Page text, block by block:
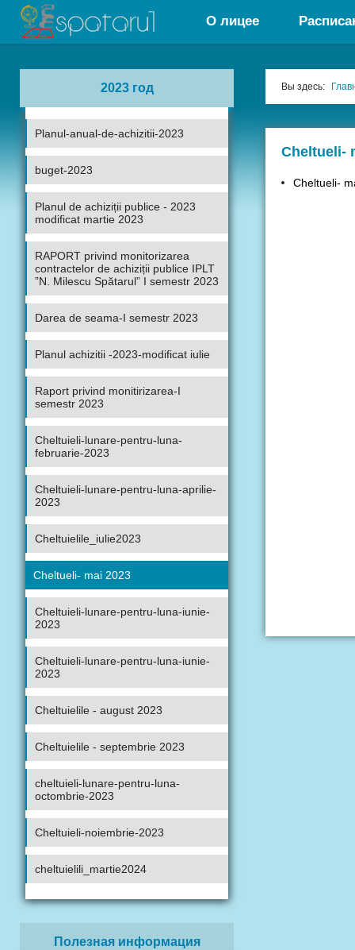
О лицее
2023 год
Planul-anual-de-achizitii-2023
buget-2023
Planul de achiziții publice - 2023
modificat martie 2023
RAPORT privind monitorizarea
contractelor de achiziții publice IPLT
”N. Milescu Spătarul” I semestr 2023
Darea de seama-I semestr 2023
Planul achizitii -2023-modificat iulie
Raport privind monitirizarea-I
semestr 2023
Сheltuieli-lunare-pentru-luna-
februarie-2023
Cheltuieli-lunare-pentru-luna-aprilie-
2023
Сheltuielile_iulie2023
Сheltueli- mai 2023
Cheltuieli-lunare-pentru-luna-iunie-
2023
Cheltuieli-lunare-pentru-luna-iunie-
2023
Cheltuielile - august 2023
Cheltuielile - septembrie 2023
cheltuieli-lunare-pentru-luna-
octombrie-2023
Cheltuieli-noiembrie-2023
cheltuielili_martie2024
Полезная информация
Вы здесь:
Сheltueli-
Сheltueli-